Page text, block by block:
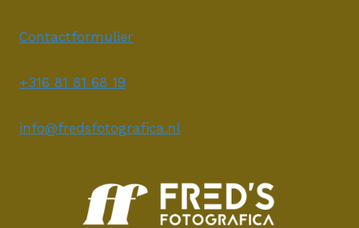
Contactformulier
+316 81 81 68 19
info@fredsfotografica.nl